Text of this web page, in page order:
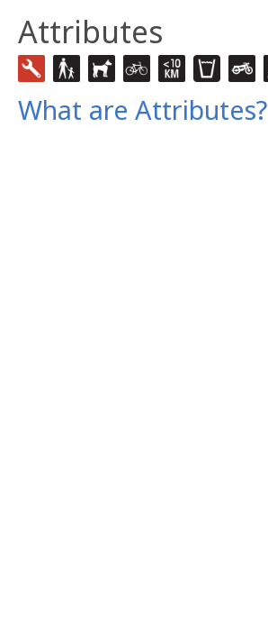
Attributes
What are Attributes?